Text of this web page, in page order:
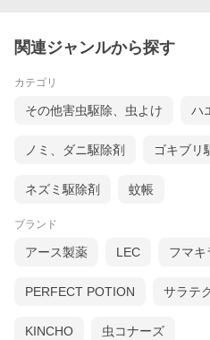
アース製薬 マモルームエッセンス
すっきりとしたハッカの香りです
インテリアに馴染むシンプルなデ
・化学合成殺虫成分は不使用
本品は蚊を対象とした商品ではあ
るわけではありません。
・すっきりハッカの香り
【対象害虫】
関連ジャンルから探す
カテゴリ
その他害虫駆除、虫よけ ハ
ノミ、ダニ駆除剤 ゴキブリ
ネズミ駆除剤 蚊帳
ブランド
アース製薬 LEC フマキ
PERFECT POTION サラテ
KINCHO 虫コナーズ